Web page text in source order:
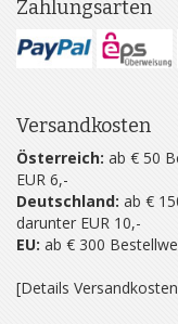
Zahlungsarten
Versandkosten
Österreich: ab € 50
EUR 6,-
Deutschland: ab €
darunter EUR 10,-
EU: ab € 300
[Details